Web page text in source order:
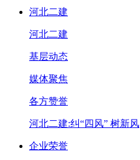
河北二建
河北二建
基层动态
媒体聚焦
各方赞誉
河北二建:纠“四风” 树新风
企业荣誉